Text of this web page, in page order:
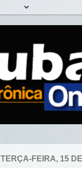
TERÇA-FEIRA, 15